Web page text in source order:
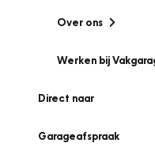
Over ons
Werken bij
Direct naar
Garageafspraak